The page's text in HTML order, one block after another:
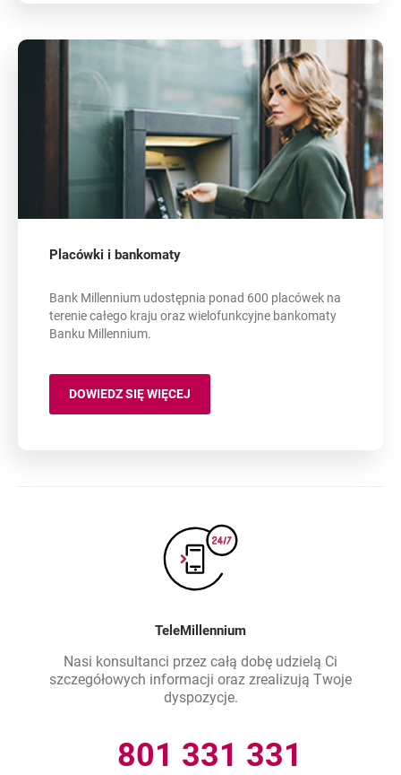
Placówki i bankomaty
Bank Millennium udostępnia ponad 600 placówek na
terenie całego kraju oraz wielofunkcyjne bankomaty
Banku Millennium.
DOWIEDZ SIĘ WIĘCEJPLACÓWKI I BANKOMATY
TeleMillennium
Nasi konsultanci przez całą dobę udzielą Ci
szczegółowych informacji oraz zrealizują Twoje
dyspozycje.
801 331 331